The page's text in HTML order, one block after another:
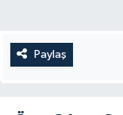
Paylaş